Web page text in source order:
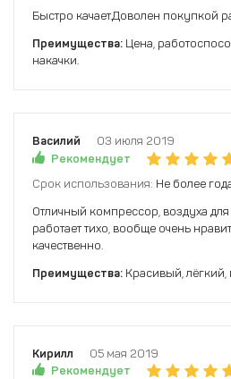
Быстро качает.Доволен покупкой
Преимущества: Цена,
накачки.
Василий
03 июля 2019
Рекомендует
Срок использования: Не более
Отличный компрессор, воздуха для
работает тихо, вообще очень
качественно.
Преимущества: Красивый, лёгкий,
Кирилл
05 мая 2019
Рекомендует